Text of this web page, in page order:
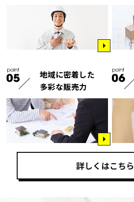
地域に密着した
多彩な販売力
詳しくはこちら